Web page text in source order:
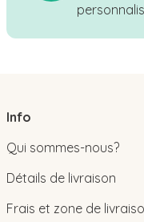
Info
Qui sommes-nous?
Détails de livraison
Frais et zone de